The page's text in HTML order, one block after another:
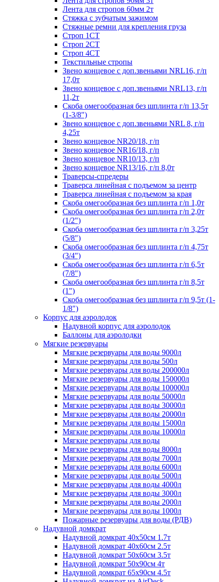
Лента для стропов 60мм 2т
Стяжка с зубчатым зажимом
Стяжные ремни для крепления груза
Строп 1СТ
Строп 2СТ
Строп 4СТ
Текстильные стропы
Звено концевое с доп.звеньями NRL16, г/п
17,0т
Звено концевое с доп.звеньями NRL13, г/п
11,2т
Скоба омегообразная без шплинта г/п 13,5т
(1-3/8")
Звено концевое с доп.звеньями NRL 8, г/п
4,25т
Звено концевое NR20/18, г/п
Звено концевое NR16/18, г/п
Звено концевое NR10/13, г/п
Звено концевое NR13/16, г/п 8,0т
Траверсы-спредеры
Траверса линейная с подъемом за центр
Траверса линейная с подъемом за края
Скоба омегообразная без шплинта г/п 1,0т
Скоба омегообразная без шплинта г/п 2,0т
(1/2")
Скоба омегообразная без шплинта г/п 3,25т
(5/8")
Скоба омегообразная без шплинта г/п 4,75т
(3/4")
Скоба омегообразная без шплинта г/п 6,5т
(7/8")
Скоба омегообразная без шплинта г/п 8,5т
(1")
Скоба омегообразная без шплинта г/п 9,5т (1-
1/8")
Корпус для аэролодок
Надувной корпус для аэролодок
Баллоны для аэролодки
Мягкие резервуары
Мягкие резервуары для воды 9000л
Мягкие резервуары для воды 500л
Мягкие резервуары для воды 200000л
Мягкие резервуары для воды 150000л
Мягкие резервуары для воды 100000л
Мягкие резервуары для воды 50000л
Мягкие резервуары для воды 30000л
Мягкие резервуары для воды 20000л
Мягкие резервуары для воды 15000л
Мягкие резервуары для воды 10000л
Мягкие резервуары для воды
Мягкие резервуары для воды 8000л
Мягкие резервуары для воды 7000л
Мягкие резервуары для воды 6000л
Мягкие резервуары для воды 5000л
Мягкие резервуары для воды 4000л
Мягкие резервуары для воды 3000л
Мягкие резервуары для воды 2000л
Мягкие резервуары для воды 1000л
Пожарные резервуары для воды (РДВ)
Надувной домкрат
Надувной домкрат 40х50см 1.7т
Надувной домкрат 40х60см 2.5т
Надувной домкрат 50х60см 3.5т
Надувной домкрат 50х90см 4т
Надувной домкрат 65х90см 4.5т